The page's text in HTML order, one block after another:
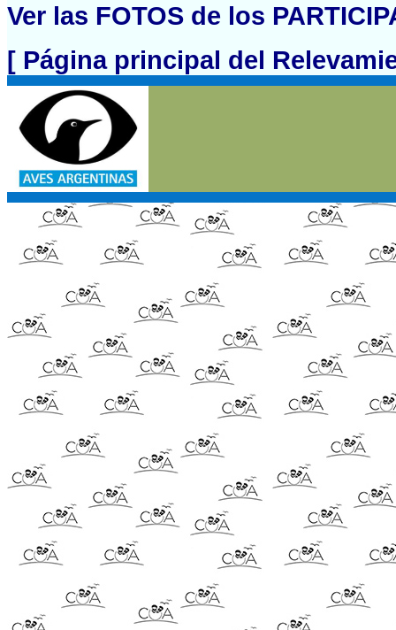
Ver las FOTOS de los
[ Página principal del